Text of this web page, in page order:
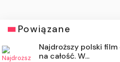
Powiązane
Najdroższy polski
na całość. W...